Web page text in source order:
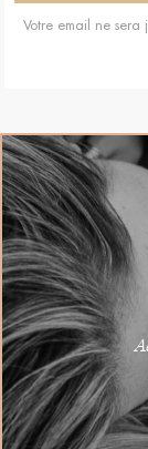
Votre email ne